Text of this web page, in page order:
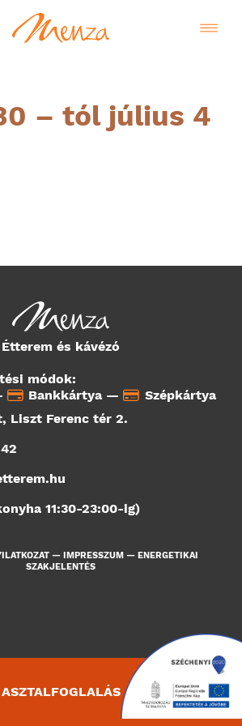
– tól július 4
Étterem és kávézó
módok:
Bankkártya —
Szépkártya
Liszt Ferenc tér 2.
11:30-23:00-ig)
— IMPRESSZUM — ENERGETIKAI
SZAKJELENTÉS
ASZTALFOGLALÁS